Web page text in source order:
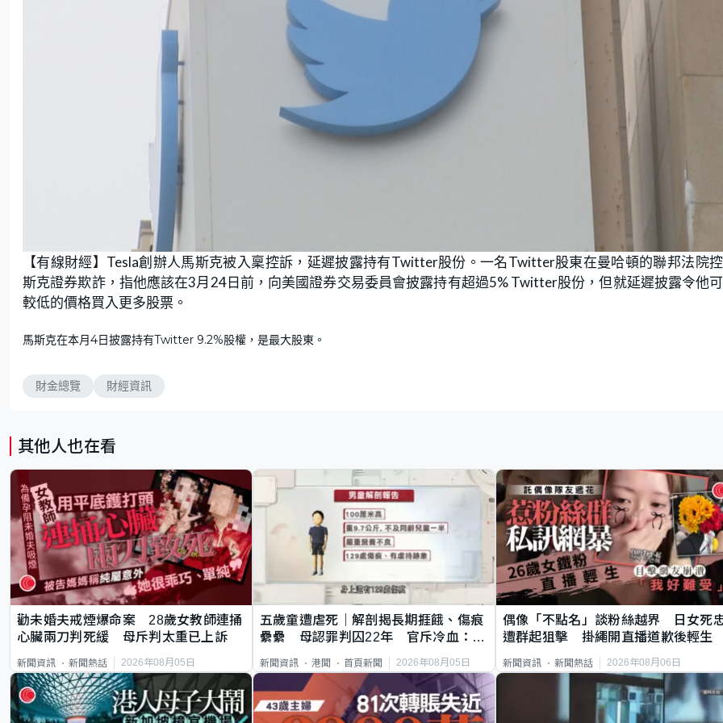
【有線財經】Tesla創辦人馬斯克被入稟控訴，延遲披露持有Twitter股份。一名Twitter股東在曼哈頓的聯邦法院
斯克證券欺詐，指他應該在3月24日前，向美國證券交易委員會披露持有超過5% Twitter股份，但就延遲披露令他
較低的價格買入更多股票。
馬斯克在本月4日披露持有Twitter 9.2%股權，是最大股東。
財金總覽 財經資訊
其他人也在看
勸未婚夫戒煙爆命案 28歲女教師連捅
心臟兩刀判死緩 母斥判太重已上訴
新聞資訊 新聞熱話 2026年08月05日
五歲童遭虐死｜解剖揭長期捱餓、傷痕
纍纍 母認罪判囚22年 官斥冷血：同
新聞資訊 港聞 首頁新聞 2026年08月05日
偶像「不點名」談粉絲越界 日女死
遭群起狙擊 掛繩開直播道歉後輕生
新聞資訊 新聞熱話 2026年08月06日